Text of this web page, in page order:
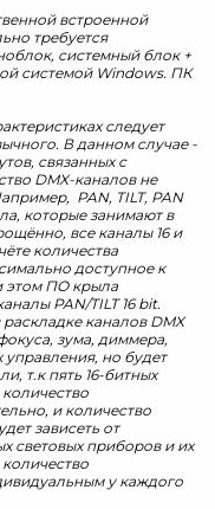
встроенной
требуется
системный блок +
системой Windows. ПК
следует
В данном случае -
связанных с
DMX-каналов не
PAN, TILT, PAN
которые занимают в
все каналы 16 и
количества
доступное к
этом ПО крыла
PAN/TILT 16 bit.
каналов DMX
зума, диммера,
управления, но будет
т.к пять 16-битных
и количество
зависеть от
световых приборов и их
у каждого